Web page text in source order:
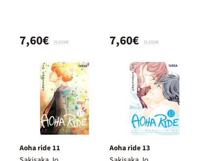
8,00€
7,60€ 8,00€
7,60€
Aoha ride 11 Aoha ride 13